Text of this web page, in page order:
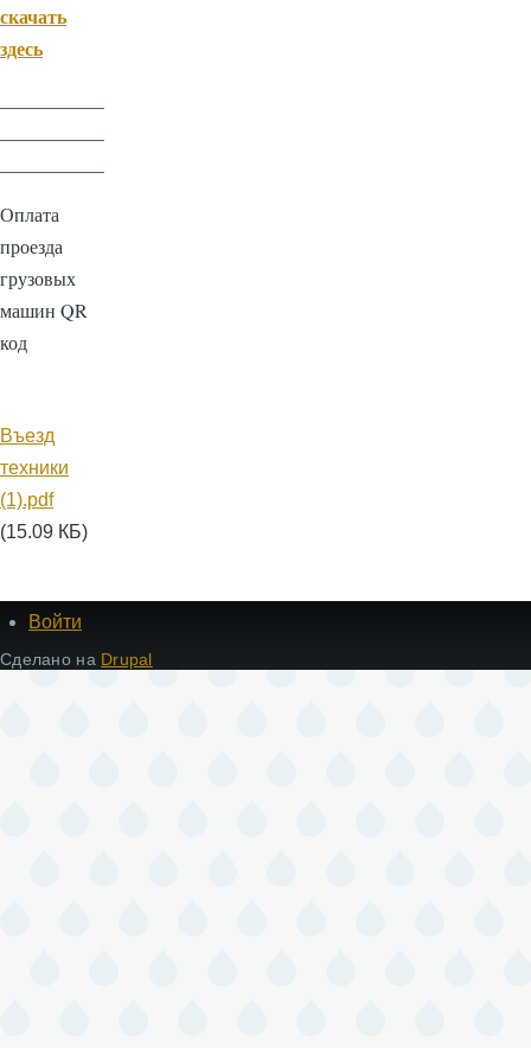
скачать
здесь
Оплата
проезда
грузовых
машин QR
код
Документ
Въезд
техники
(1).pdf
(15.09 КБ)
Меню
учётной
записи
Войти
Сделано на Drupal